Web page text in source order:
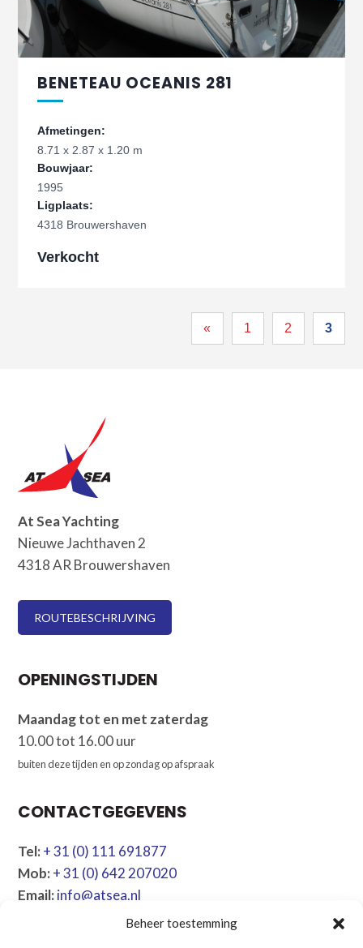
Beheer toestemming
BENETEAU OCEANIS 281
Afmetingen:
8.71 x 2.87 x 1.20 m
Bouwjaar:
1995
Ligplaats:
4318 Brouwershaven
Verkocht
« 1 2 3
At Sea Yachting
Nieuwe Jachthaven 2
4318 AR Brouwershaven
ROUTEBESCHRIJVING
OPENINGSTIJDEN
Maandag tot en met zaterdag
10.00 tot 16.00 uur
buiten deze tijden en op zondag op afspraak
CONTACTGEGEVENS
Tel: + 31 (0) 111 691877
Mob: + 31 (0) 642 207020
Email:info@atsea.nl